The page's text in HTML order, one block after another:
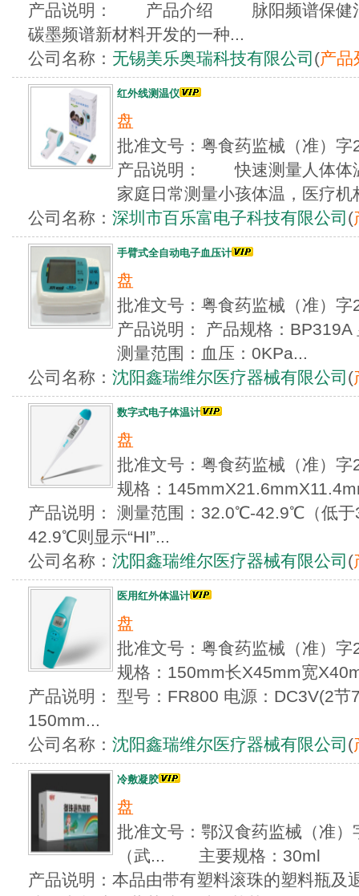
产品说明： 产品介绍 脉阳频谱保健治
碳墨频谱新材料开发的一种...
公司名称： 无锡美乐奥瑞科技有限公司 (产品
红外线测温仪
盘
批准文号：粤食药监械（准
产品说明： 快速测量人体体
家庭日常测量小孩体温，医疗机
公司名称： 深圳市百乐富电子科技有限公司 (
手臂式全自动电子血压计
盘
批准文号：粤食药监械（准
产品说明： 产品规格：
测量范围：血压：0KPa...
公司名称： 沈阳鑫瑞维尔医疗器械有限公司 (
数字式电子体温计
盘
批准文号：粤食药监械（准
规格：
产品说明： 测量范围：32.0℃-42.9℃（低
42.9℃则显示“HI”...
公司名称： 沈阳鑫瑞维尔医疗器械有限公司 (
医用红外体温计
盘
批准文号：粤食药监械（准
规格：150mm长X45mm宽
产品说明： 型号：FR800 电源：DC3V(2
150mm...
公司名称： 沈阳鑫瑞维尔医疗器械有限公司 (
冷敷凝胶
盘
批准文号：鄂汉食药监械（准
（武... 主要规格：30ml
产品说明：本品由带有塑料滚珠的塑料瓶及